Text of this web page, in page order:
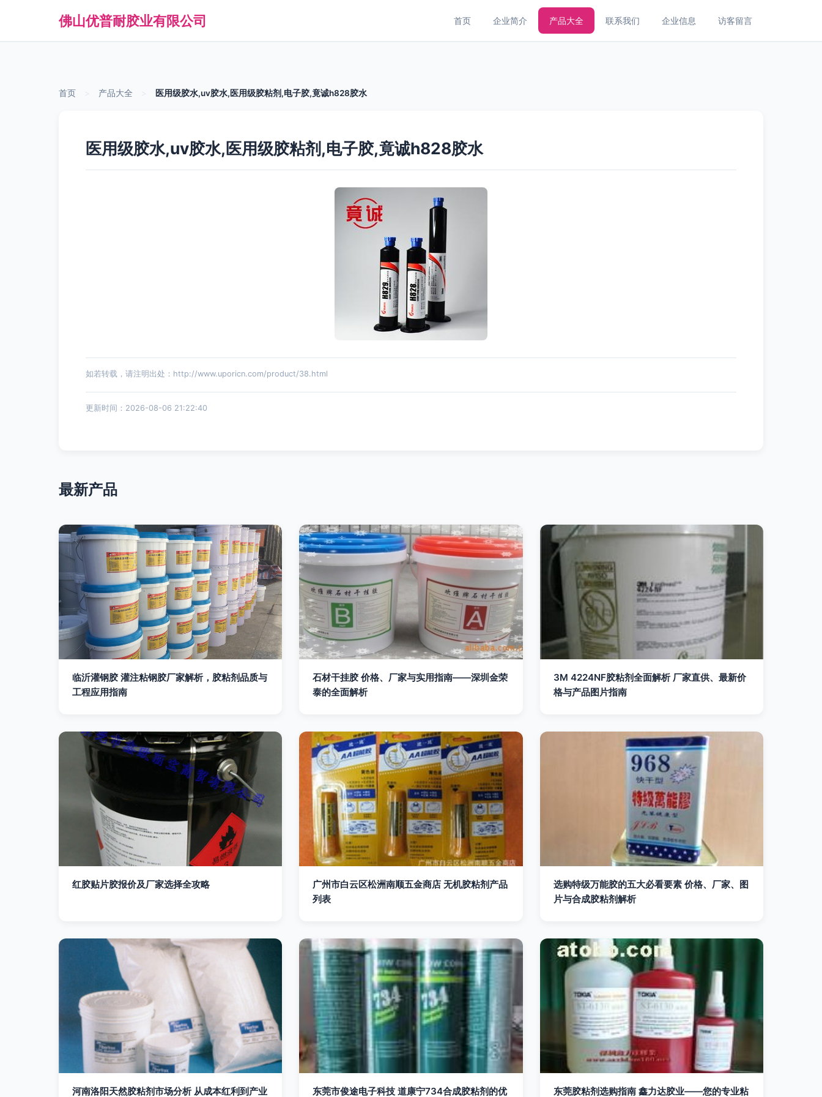
佛山优普耐胶业有限公司 首页 企业简介 产品大全 联系我们 企业信息 访客留言
首页 产品大全 医用级胶水,uv胶水,医用级胶粘剂,电子胶,竟诚h828胶水
医用级胶水,uv胶水,医用级胶粘剂,电子胶,竟诚h828胶水
如若转载，请注明出处：http://www.uporicn.com/product/38.html
更新时间：2026-08-06 21:22:40
最新产品
临沂灌钢胶 灌注粘钢胶厂家解析，胶粘剂品质与
工程应用指南
石材干挂胶 价格、厂家与实用指南——深圳金荣
泰的全面解析
3M 4224NF胶粘剂全面解析 厂家直供、最新价
格与产品图片指南
红胶贴片胶报价及厂家选择全攻略
广州市白云区松洲南顺五金商店 无机胶粘剂产品
列表
选购特级万能胶的五大必看要素 价格、厂家、图
片与合成胶粘剂解析
河南洛阳天然胶粘剂市场分析 从成本红利到产业
东莞市俊途电子科技 道康宁734合成胶粘剂的优
东莞胶粘剂选购指南 鑫力达胶业——您的专业粘